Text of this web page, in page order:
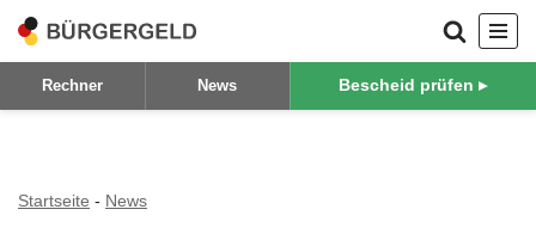
Zum
Inhalt
Rechner News Bescheid prüfen ▸
Startseite - News